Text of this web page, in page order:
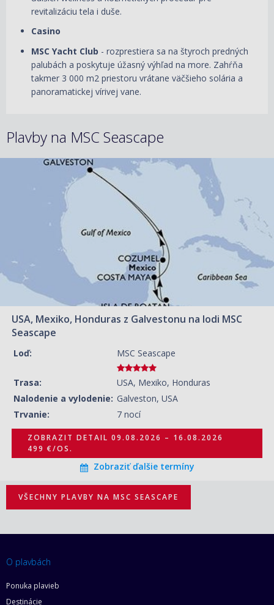
revitalizáciu tela i duše.
Casino
MSC Yacht Club - rozprestiera sa na štyroch predných
palubách a poskytuje úžasný výhľad na more. Zahŕňa
takmer 3 000 m2 priestoru vrátane väčšieho solária a
panoramatickej vírivej vane.
Plavby na MSC Seascape
USA, Mexiko, Honduras z Galvestonu na lodi MSC
Seascape
Loď: MSC Seascape
Trasa:
USA, Mexiko, Honduras
Nalodenie a vylodenie: Galveston, USA
Trvanie:
7 nocí
ZOBRAZIT DETAIL
09.08.2026 – 16.08.2026
499 €/OS.
ZOBRAZIT DETAIL
16.08.2026 – 23.08.2026
389 €/OS.
ZOBRAZIT DETAIL
23.08.2026 – 30.08.2026
279 €/OS.
ZOBRAZIT DETAIL
30.08.2026 – 06.09.2026
ZOBRAZIT DETAIL
06.09.2026 – 13.09.2026
ZOBRAZIT DETAIL
13.09.2026 – 20.09.2026
20.09.2026 – 27.09.2026
ZOBRAZIT DETAIL 09.08.2026 – 16.08.2026
499 €/OS.
Zobraziť ďalšie termíny
VŠECHNY PLAVBY NA MSC SEASCAPE
O plavbách
Ponuka plavieb
Destinácie